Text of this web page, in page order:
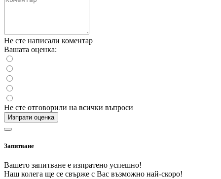
Не сте написали коментар
Вашата оценка:
Не сте отговорили на всички въпроси
Изпрати оценка
Запитване
Вашето запитване е изпратено успешно!
Наш колега ще се свърже с Вас възможно най-скоро!